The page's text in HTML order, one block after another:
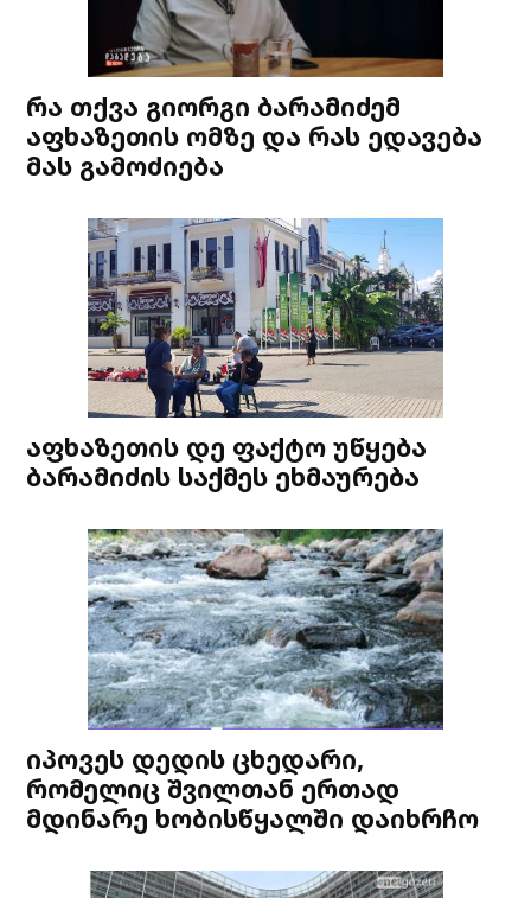
რა თქვა გიორგი ბარამიძემ
აფხაზეთის ომზე და რას ედავება
მას გამოძიება
აფხაზეთის დე ფაქტო უწყება
ბარამიძის საქმეს ეხმაურება
იპოვეს დედის ცხედარი,
რომელიც შვილთან ერთად
მდინარე ხობისწყალში დაიხრჩო